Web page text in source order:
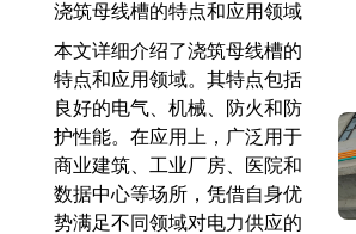
浇筑母线槽的特点和应用领域
本文详细介绍了浇筑母线槽的
特点和应用领域。其特点包括
良好的电气、机械、防火和防
护性能。在应用上，广泛用于
商业建筑、工业厂房、医院和
数据中心等场所，凭借自身优
势满足不同领域对电力供应的